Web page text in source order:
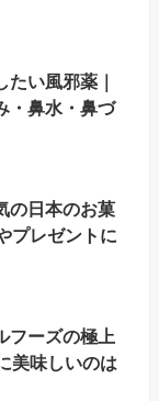
たい風邪薬｜
・鼻水・鼻づ
の日本のお菓
プレゼントに
フーズの極上
美味しいのは